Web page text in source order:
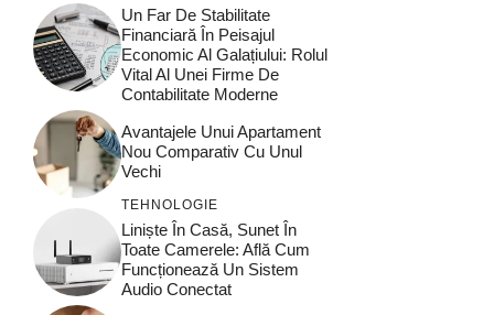
Un Far De Stabilitate
Financiară În Peisajul
Economic Al Galațiului: Rolul
Vital Al Unei Firme De
Contabilitate Moderne
Avantajele Unui Apartament
Nou Comparativ Cu Unul
Vechi
TEHNOLOGIE
Liniște În Casă, Sunet În
Toate Camerele: Află Cum
Funcționează Un Sistem
Audio Conectat